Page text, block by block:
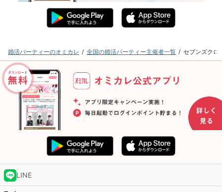
婚活パーティーのオミカレ 全国の婚活パーティー主催者一覧 セブンズクロ
LINE